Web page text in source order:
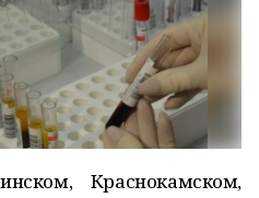
Краснокамском,